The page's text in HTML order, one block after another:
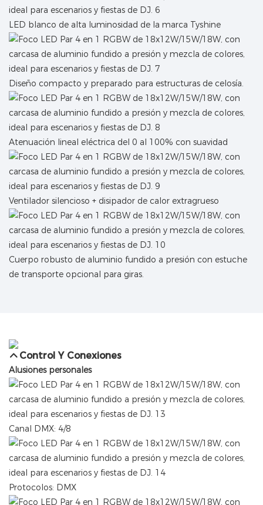
LED blanco de alta luminosidad de la marca Tyshine
Diseño compacto y preparado para estructuras de celosía.
Atenuación lineal eléctrica del 0 al 100% con suavidad
Ventilador silencioso + disipador de calor extragrueso
Cuerpo robusto de aluminio fundido a presión con estuche
de transporte opcional para giras.
Control Y Conexiones
Alusiones personales
Canal DMX: 4/8
Protocolos: DMX